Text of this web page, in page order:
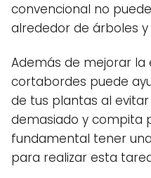
convencional no
alrededor de árboles y
Además de mejorar la
cortabordes puede
de tus plantas al
demasiado y compita
fundamental tener
para realizar esta